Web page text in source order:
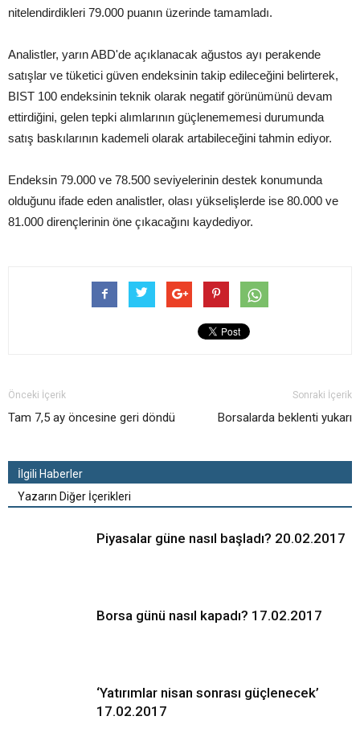
nitelendirdikleri 79.000 puanın üzerinde tamamladı.
Analistler, yarın ABD'de açıklanacak ağustos ayı perakende
satışlar ve tüketici güven endeksinin takip edileceğini belirterek,
BIST 100 endeksinin teknik olarak negatif görünümünü devam
ettirdiğini, gelen tepki alımlarının güçlenememesi durumunda
satış baskılarının kademeli olarak artabileceğini tahmin ediyor.
Endeksin 79.000 ve 78.500 seviyelerinin destek konumunda
olduğunu ifade eden analistler, olası yükselişlerde ise 80.000 ve
81.000 dirençlerinin öne çıkacağını kaydediyor.
Önceki İçerik
Tam 7,5 ay öncesine geri döndü
Sonraki İçerik
Borsalarda beklenti yukarı
İlgili Haberler
Yazarın Diğer İçerikleri
Piyasalar güne nasıl başladı? 20.02.2017
Borsa günü nasıl kapadı? 17.02.2017
‘Yatırımlar nisan sonrası güçlenecek’
17.02.2017